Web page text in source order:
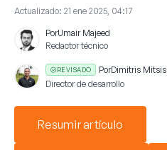
Actualizado: 21 ene 2025, 04:17
PorUmair Majeed
Redactor técnico
REVISADO PorDimitris Mitsis
Director de desarrollo
Resumir artículo